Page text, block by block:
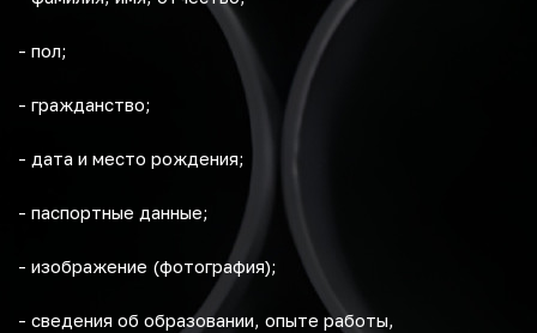
- пол;
- гражданство;
- дата и место рождения;
- паспортные данные;
- изображение (фотография);
- сведения об образовании, опыте работы,